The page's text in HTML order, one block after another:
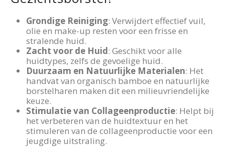
Grondige Reiniging: Verwijdert effectief vuil,
olie en make-up resten voor een frisse en
stralende huid.
Zacht voor de Huid: Geschikt voor alle
huidtypes, zelfs de gevoelige huid.
Duurzaam en Natuurlijke Materialen: Het
handvat van organisch bamboe en natuurlijke
borstelharen maken dit een milieuvriendelijke
keuze.
Stimulatie van Collageenproductie: Helpt bij
het verbeteren van de huidtextuur en het
stimuleren van de collageenproductie voor een
jeugdige uitstraling.